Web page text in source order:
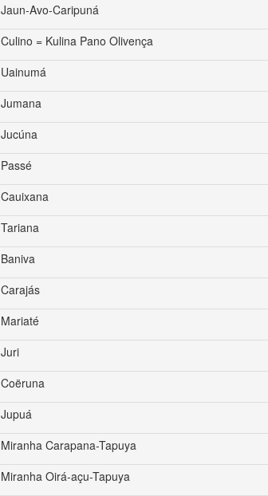
Jaun-Avo-Caripuná
Culino = Kulina Pano Olivença
Uainumá
Jumana
Jucúna
Passé
Cauixana
Tariana
Baniva
Carajás
Mariaté
Juri
Coëruna
Jupuá
Miranha Carapana-Tapuya
Miranha Oirá-açu-Tapuya